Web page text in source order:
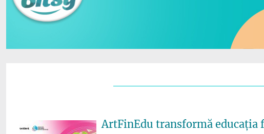
ArtFinEdu transformă